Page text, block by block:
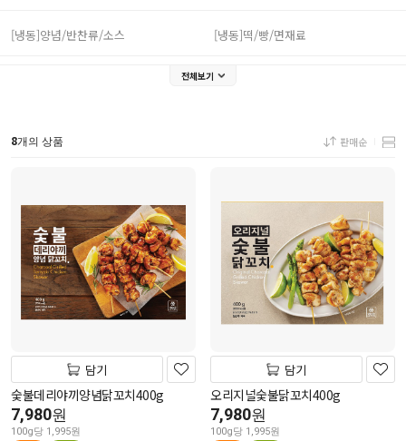
[냉동]양념/반찬류/소스 [냉동]떡/빵/면재료
전체보기
8개의 상품 판매순
담기
숯불데리야끼양념닭꼬치400g
7,980원
100g당 1,995원
담기
오리지널숯불닭꼬치400g
7,980원
100g당 1,995원